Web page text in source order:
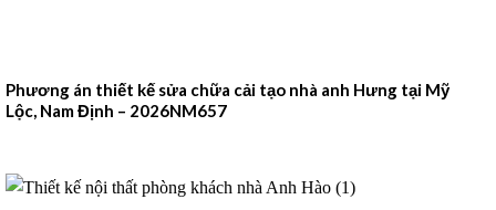
Phương án thiết kế sửa chữa cải tạo nhà anh Hưng tại Mỹ
Lộc, Nam Định – 2026NM657